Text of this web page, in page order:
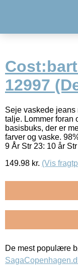
12997
Seje vaskede jeans
talje. Lommer foran
basisbuks, der er
farver og vaske.
9 År Str 23: 10 år
149.98 kr. (Vis
De mest populære